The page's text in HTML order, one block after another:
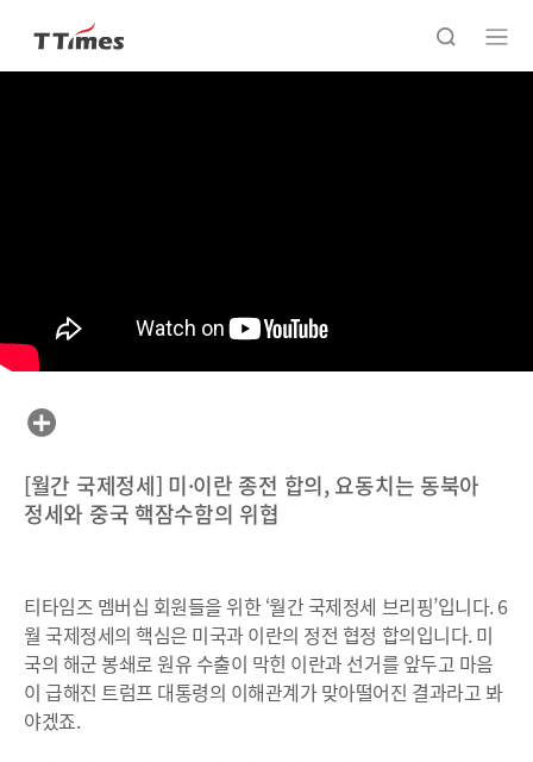
[월간 국제정세] 미·이란 종전 합의, 요동치는 동북아
정세와 중국 핵잠수함의 위협
티타임즈 멤버십 회원들을 위한 ‘월간 국제정세 브리핑’입니다. 6
월 국제정세의 핵심은 미국과 이란의 정전 협정 합의입니다. 미
국의 해군 봉쇄로 원유 수출이 막힌 이란과 선거를 앞두고 마음
이 급해진 트럼프 대통령의 이해관계가 맞아떨어진 결과라고 봐
야겠죠.